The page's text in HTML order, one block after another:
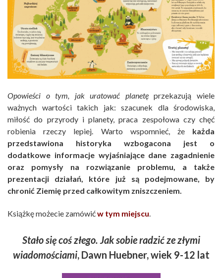
Opowieści o tym, jak uratować planetęprzekazują wiele
ważnych wartości takich jak: szacunek dla środowiska,
miłość do przyrody i planety, praca zespołowa czy chęć
robienia rzeczy lepiej. Warto wspomnieć, że każda
przedstawiona historyka wzbogacona jest o
dodatkowe informacje wyjaśniające dane zagadnienie
oraz pomysły na rozwiązanie problemu, a także
prezentacji działań, które już są podejmowane, by
chronić Ziemię przed całkowitym zniszczeniem.
Książkę możecie zamówićw tym miejscu.
Stało się coś złego. Jak sobie radzić ze złymi
wiadomościami, Dawn Huebner, wiek 9-12 lat